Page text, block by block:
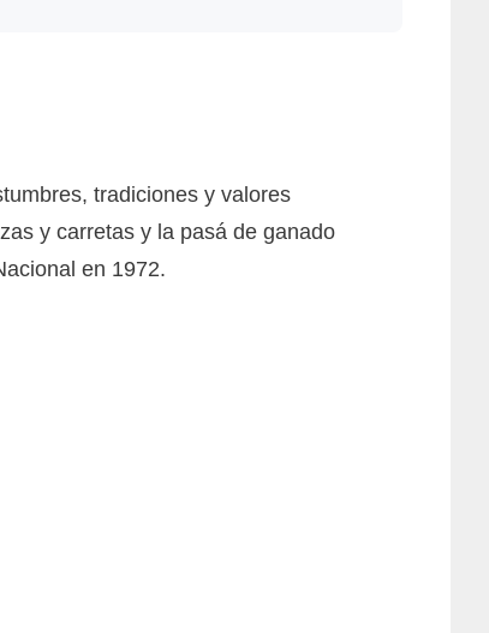
tradiciones y valores
y carretas y la pasá de ganado
en 1972.